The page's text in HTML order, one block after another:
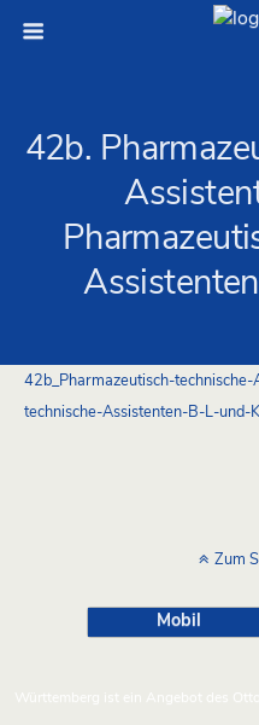
42b.
42b_Pharmazeutisch-
technische-Assistenten-B-L-und-K
Zum
Mobil
Württemberg ist ein Angebot des Otto